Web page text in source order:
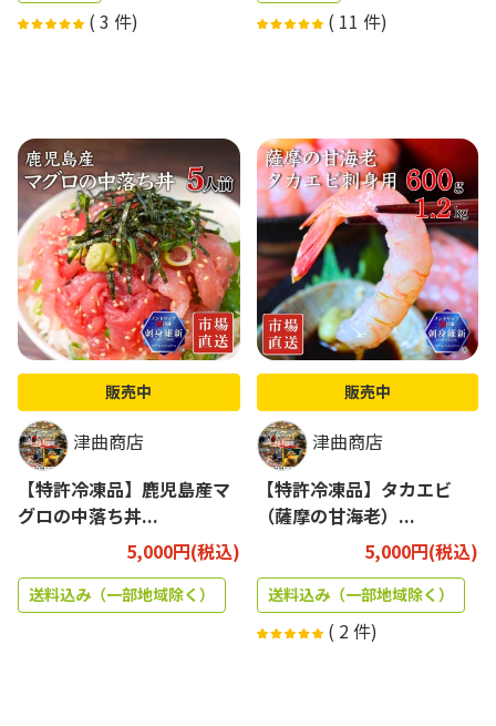
( 3 件) ( 11 件)
販売中
津曲商店
【特許冷凍品】鹿児島産マ
グロの中落ち丼...
5,000円(税込)
送料込み（一部地域除く）
販売中
津曲商店
【特許冷凍品】タカエビ
（薩摩の甘海老）...
5,000円(税込)
送料込み（一部地域除く）
( 2件)